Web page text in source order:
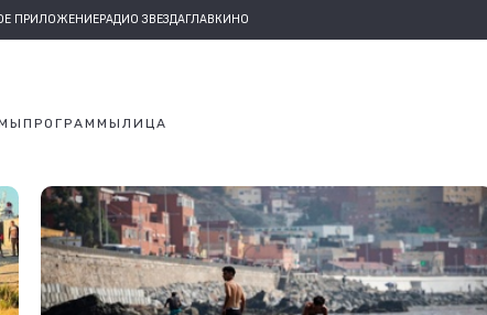
ПРИЛОЖЕНИЕРАДИО ЗВЕЗДАГЛАВКИНО
ПРОГРАММЫ ЛИЦА